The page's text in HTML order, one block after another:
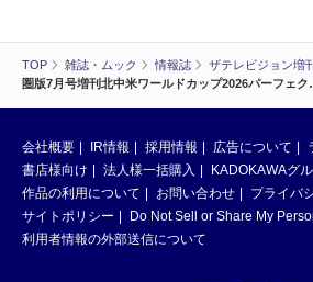
TOP 雑誌・ムック 情報誌 ザテレビジョン増刊
圏版7月号増刊北中米ワールドカップ2026パーフェ
会社概要 IR情報 採用情報 広告について
書店様向け
法人様一括購入
KADOKAWAグ
作品の利用について
お問い合わせ
プライバ
サイトポリシー
Do Not Sell or Share My
利用者情報の外部送信について